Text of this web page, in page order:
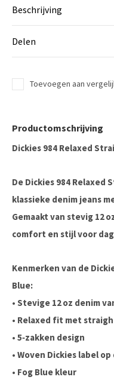
Beschrijving
Delen
Toevoegen aan
Productomschrijving
Dickies 984 Relaxed
De Dickies 984 Relaxed
klassieke denim jeans
Gemaakt van stevig 12
comfort en stijl voor
Kenmerken van de
Blue:
• Stevige 12 oz denim
• Relaxed fit met
• 5‑zakken design
• Woven Dickies label
• Fog Blue kleur